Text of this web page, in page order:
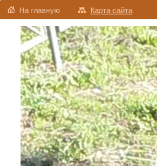
На главную Карта сайта